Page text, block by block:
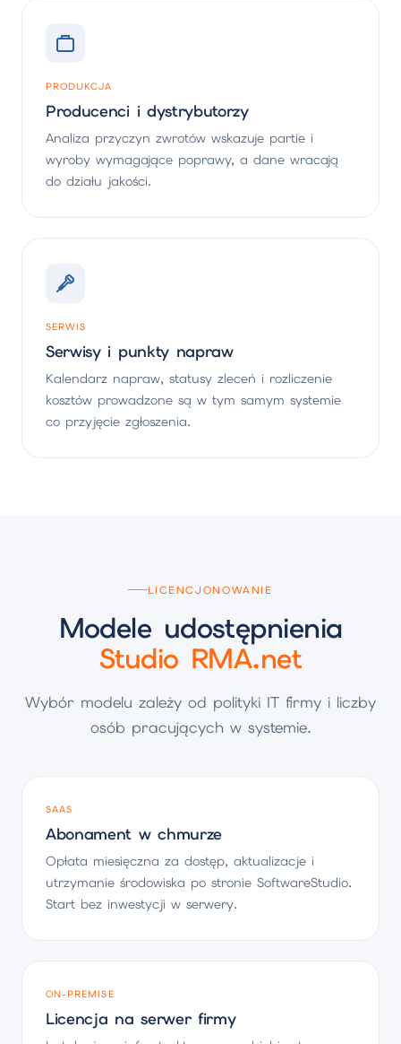
PRODUKCJA
Producenci i dystrybutorzy
Analiza przyczyn zwrotów wskazuje partie i
wyroby wymagające poprawy, a dane wracają
do działu jakości.
SERWIS
Serwisy i punkty napraw
Kalendarz napraw, statusy zleceń i rozliczenie
kosztów prowadzone są w tym samym systemie
co przyjęcie zgłoszenia.
LICENCJONOWANIE
Modele udostępnienia
Studio RMA.net
Wybór modelu zależy od polityki IT firmy i liczby
osób pracujących w systemie.
SAAS
Abonament w chmurze
Opłata miesięczna za dostęp, aktualizacje i
utrzymanie środowiska po stronie SoftwareStudio.
Start bez inwestycji w serwery.
ON-PREMISE
Licencja na serwer firmy